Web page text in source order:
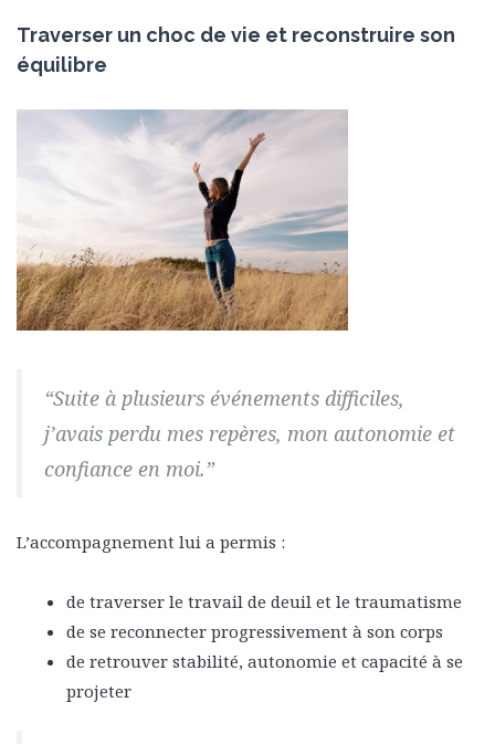
Traverser un choc de vie et reconstruire son
équilibre
“Suite à plusieurs événements difficiles,
j’avais perdu mes repères, mon autonomie et
confiance en moi.”
L’accompagnement lui a permis :
de traverser le travail de deuil et le traumatisme
de se reconnecter progressivement à son corps
de retrouver stabilité, autonomie et capacité à se
projeter